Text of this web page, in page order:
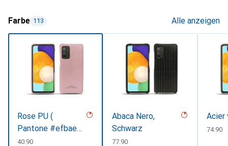
Farbe 113 Alle anzeigen
Rose PU (
Pantone #efbae1
)CHF
40.90
Abaca Nero,
Schwarz
CHF
77.90
Acier
CHF
74.90